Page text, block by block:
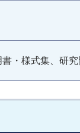
・様式集、研